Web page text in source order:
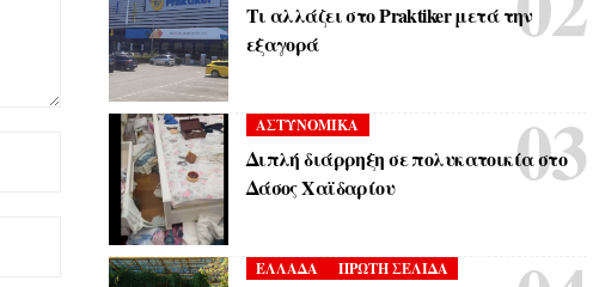
Τι αλλάζει στο Praktiker μετά την
εξαγορά
ΑΣΤΥΝΟΜΙΚΑ
Διπλή διάρρηξη σε πολυκατοικία στο
Δάσος Χαϊδαρίου
ΕΛΛΑΔΑ ΠΡΩΤΗ ΣΕΛΙΔΑ